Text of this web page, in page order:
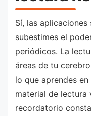
Sí, las
subestimes el
periódicos. La
áreas de tu
lo que aprendes
material de lectura
recordatorio